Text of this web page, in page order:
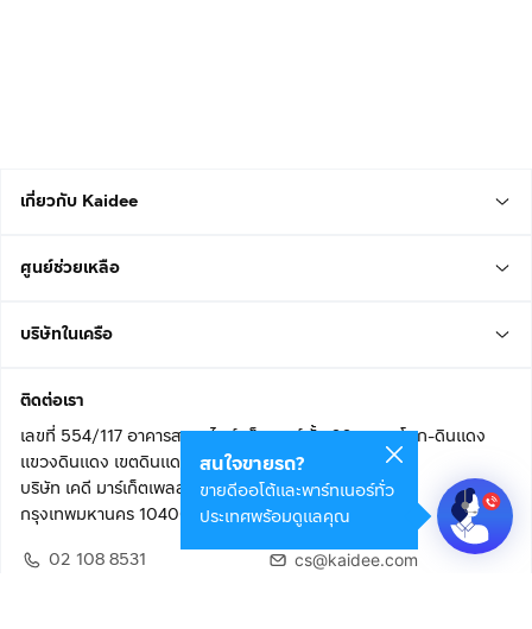
เกี่ยวกับ Kaidee
ศูนย์ช่วยเหลือ
บริษัทในเครือ
ติดต่อเรา
เลขที่ 554/117 อาคารสกายไนน์ เซ็นเตอร์ ชั้น 22 ถนนอโศก-ดินแดง
แขวงดินแดง เขตดินแดง
บริษัท เคดี มาร์เก็ตเพลส จำกัด (สำนักงานใหญ่)
กรุงเทพมหานคร 10400
02 108 8531
cs@kaidee.com
สนใจขายรถ?
ขายดีออโต้และพาร์ทเนอร์ทั่ว
ประเทศพร้อมดูแลคุณ